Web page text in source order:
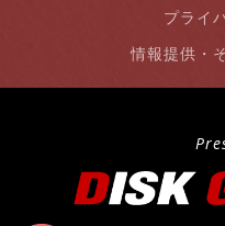
プライ
情報提供・